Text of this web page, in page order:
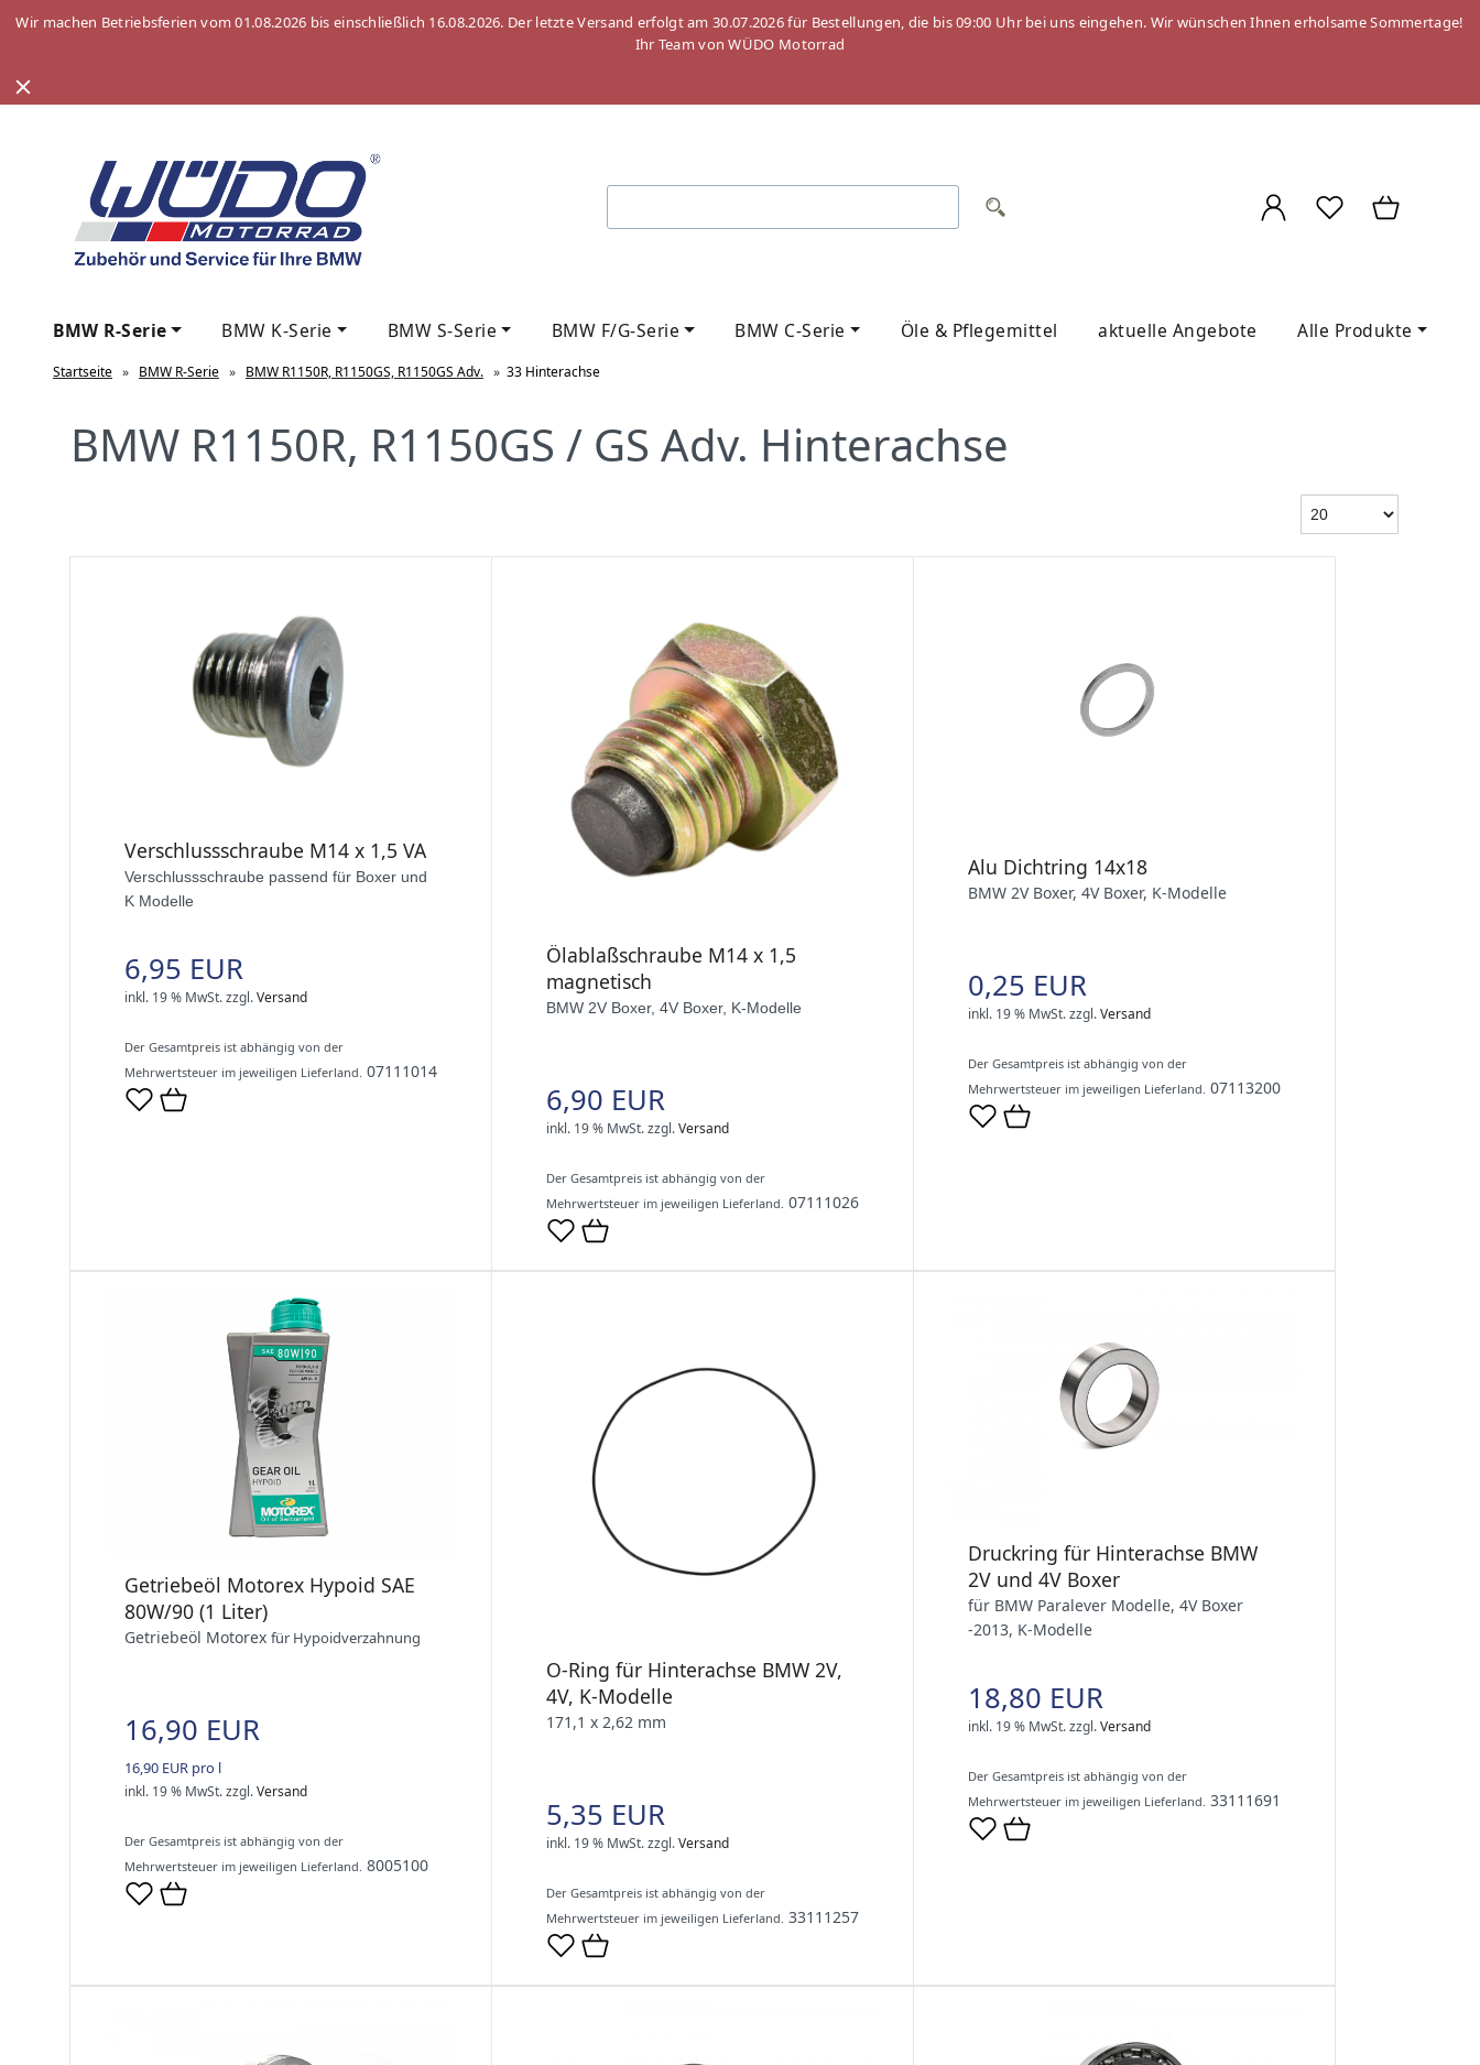
Wir machen Betriebsferien vom 01.08.2026 bis einschließlich 16.08.2026. Der letzte Versand erfolgt am 30.07.2026 für Bestellungen, die bis 09:00 Uhr bei uns eingehen. Wir wünschen Ihnen erholsame Sommertage!
Ihr Team von WÜDO Motorrad
BMW R-Serie BMW K-Serie BMW S-Serie BMW F/G-Serie BMW C-Serie Öle & Pflegemittel aktuelle Angebote Alle Produkte
Startseite » BMW R-Serie » BMW R1150R, R1150GS, R1150GS Adv. » 33 Hinterachse
BMW R1150R, R1150GS / GS Adv. Hinterachse
Verschlussschraube M14 x 1,5 VA
Verschlussschraube passend für Boxer und
K Modelle
6,95 EUR
inkl. 19 % MwSt.zzgl.Versand
Der Gesamtpreis ist abhängig von der
Mehrwertsteuer im jeweiligen Lieferland. 07111014
Ölablaßschraube M14 x 1,5
magnetisch
BMW 2V Boxer, 4V Boxer, K-Modelle
6,90 EUR
inkl. 19 % MwSt.zzgl.Versand
Der Gesamtpreis ist abhängig von der
Mehrwertsteuer im jeweiligen Lieferland. 07111026
Alu Dichtring 14x18
BMW 2V Boxer, 4V Boxer, K-Modelle
0,25 EUR
inkl. 19 % MwSt.zzgl.Versand
Der Gesamtpreis ist abhängig von der
Mehrwertsteuer im jeweiligen Lieferland. 07113200
Getriebeöl Motorex Hypoid SAE
80W/90 (1 Liter)
Getriebeöl Motorex für Hypoidverzahnung
16,90 EUR
16,90 EUR pro l
inkl. 19 % MwSt.zzgl.Versand
Der Gesamtpreis ist abhängig von der
Mehrwertsteuer im jeweiligen Lieferland. 8005100
O-Ring für Hinterachse BMW 2V,
4V, K-Modelle
171,1 x 2,62 mm
5,35 EUR
inkl. 19 % MwSt.zzgl.Versand
Der Gesamtpreis ist abhängig von der
Mehrwertsteuer im jeweiligen Lieferland. 33111257
Druckring für Hinterachse BMW
2V und 4V Boxer
für BMW Paralever Modelle, 4V Boxer
-2013, K-Modelle
18,80 EUR
inkl. 19 % MwSt.zzgl.Versand
Der Gesamtpreis ist abhängig von der
Mehrwertsteuer im jeweiligen Lieferland. 33111691